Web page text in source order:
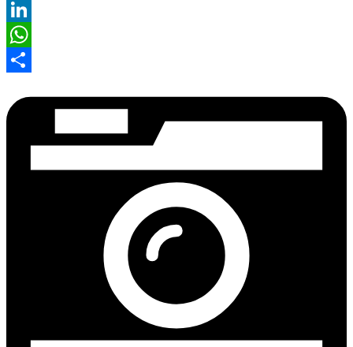
Tumblr
LinkedIn
WhatsApp